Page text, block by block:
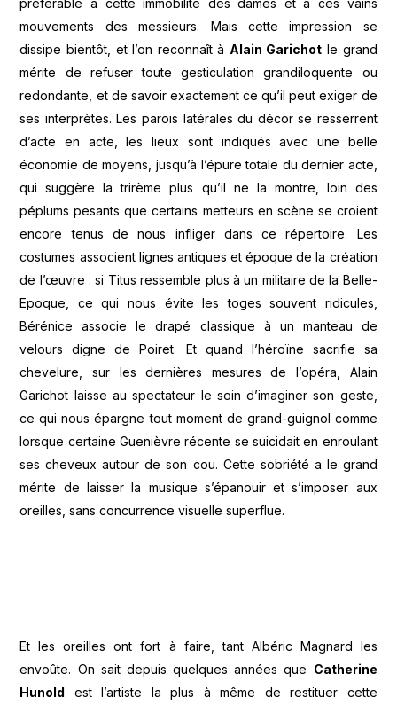
préférable à cette immobilité des dames et à ces vains
mouvements des messieurs. Mais cette impression se
dissipe bientôt, et l’on reconnaît à Alain Garichot le grand
mérite de refuser toute gesticulation grandiloquente ou
redondante, et de savoir exactement ce qu’il peut exiger de
ses interprètes. Les parois latérales du décor se resserrent
d’acte en acte, les lieux sont indiqués avec une belle
économie de moyens, jusqu’à l’épure totale du dernier acte,
qui suggère la trirème plus qu’il ne la montre, loin des
péplums pesants que certains metteurs en scène se croient
encore tenus de nous infliger dans ce répertoire. Les
costumes associent lignes antiques et époque de la création
de l’œuvre : si Titus ressemble plus à un militaire de la Belle-
Epoque, ce qui nous évite les toges souvent ridicules,
Bérénice associe le drapé classique à un manteau de
velours digne de Poiret. Et quand l’héroïne sacrifie sa
chevelure, sur les dernières mesures de l’opéra, Alain
Garichot laisse au spectateur le soin d’imaginer son geste,
ce qui nous épargne tout moment de grand-guignol comme
lorsque certaine Guenièvre récente se suicidait en enroulant
ses cheveux autour de son cou. Cette sobriété a le grand
mérite de laisser la musique s’épanouir et s’imposer aux
oreilles, sans concurrence visuelle superflue.
Et les oreilles ont fort à faire, tant Albéric Magnard les
envoûte. On sait depuis quelques années que Catherine
Hunold est l’artiste la plus à même de restituer cette